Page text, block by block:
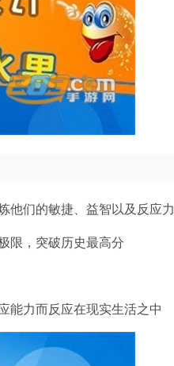
他们的敏捷、益智以及反应力
限，突破历史最高分
能力而反应在现实生活之中